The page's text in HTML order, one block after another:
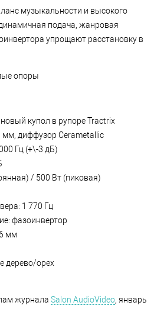
музыкальности и высокого
подача, жанровая
упрощают расстановку в
опоры
купол в рупоре Tractrix
диффузор Cerametallic
Гц (+\-3 дБ)
/ 500 Вт (пиковая)
1 770 Гц
фазоинвертор
мм
дерево/орех
журнала Salon AudioVideo , январь